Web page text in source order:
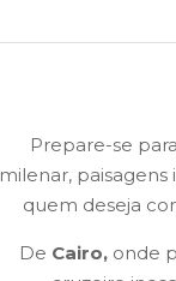
Prepare-se
milenar,
quem deseja
De Cairo,onde